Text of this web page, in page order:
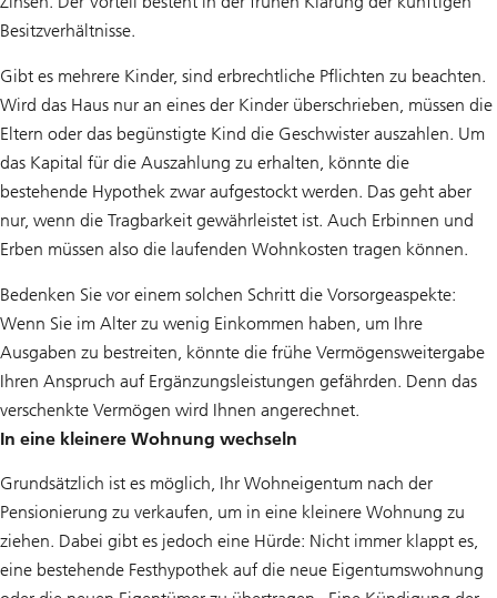
Besitzverhältnisse.
Gibt es mehrere Kinder, sind erbrechtliche Pflichten zu beachten.
Wird das Haus nur an eines der Kinder überschrieben, müssen die
Eltern oder das begünstigte Kind die Geschwister auszahlen. Um
das Kapital für die Auszahlung zu erhalten, könnte die
bestehende Hypothek zwar aufgestockt werden. Das geht aber
nur, wenn die Tragbarkeit gewährleistet ist. Auch Erbinnen und
Erben müssen also die laufenden Wohnkosten tragen können.
Bedenken Sie vor einem solchen Schritt die Vorsorgeaspekte:
Wenn Sie im Alter zu wenig Einkommen haben, um Ihre
Ausgaben zu bestreiten, könnte die frühe Vermögensweitergabe
Ihren Anspruch auf Ergänzungsleistungen gefährden. Denn das
verschenkte Vermögen wird Ihnen angerechnet.
In eine kleinere Wohnung wechseln
Grundsätzlich ist es möglich, Ihr Wohneigentum nach der
Pensionierung zu verkaufen, um in eine kleinere Wohnung zu
ziehen. Dabei gibt es jedoch eine Hürde: Nicht immer klappt es,
eine bestehende Festhypothek auf die neue Eigentumswohnung